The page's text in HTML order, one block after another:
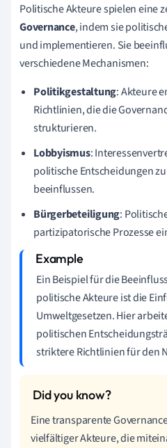
Politische Akteure spielen eine
Governance, indem sie
und implementieren. Sie
verschiedene Mechanismen:
Politikgestaltung: Akteure
Richtlinien, die die
strukturieren.
Lobbyismus:
politische Entscheidungen
beeinflussen.
Bürgerbeteiligung:
partizipatorische Prozesse
Ein Beispiel für die
politische Akteure ist die
Umweltgesetzen. Hier
politischen
striktere Richtlinien für den
Eine transparente
vielfältiger Akteure, die